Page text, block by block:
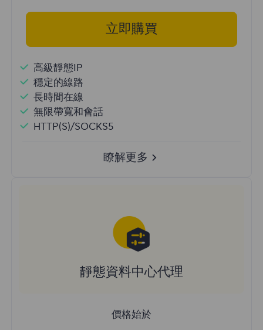
立即購買
高級靜態IP
穩定的線路
長時間在線
無限帶寬和會話
HTTP(S)/SOCKS5
瞭解更多
靜態資料中心代理
價格始於